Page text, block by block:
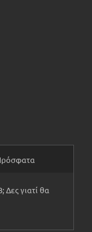
γιατί θα